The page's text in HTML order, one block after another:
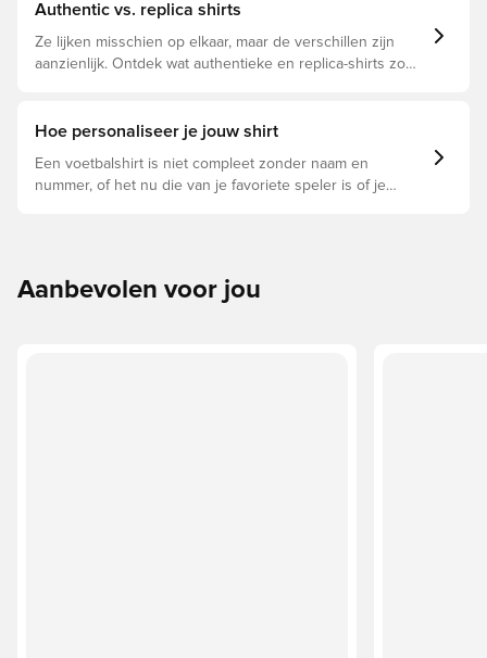
Authentic vs. replica shirts
Ze lijken misschien op elkaar, maar de verschillen zijn
aanzienlijk. Ontdek wat authentieke en replica-shirts zo
Hoe personaliseer je jouw shirt
Een voetbalshirt is niet compleet zonder naam en
nummer, of het nu die van je favoriete speler is of je
Aanbevolen voor jou